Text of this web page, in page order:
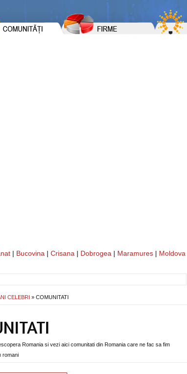
| Bucovina | Crisana | Dobrogea | Maramures | Moldova
CELEBRI » COMUNITATI
Romania si vezi aici comunitati din Romania care ne fac sa fim
romani